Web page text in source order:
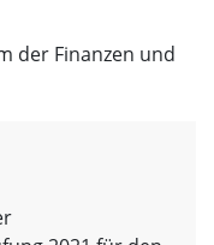
der Finanzen und